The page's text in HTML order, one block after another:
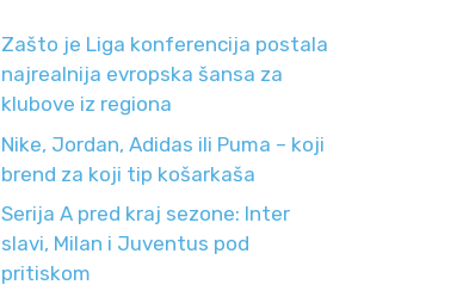
Zašto je Liga konferencija postala
najrealnija evropska šansa za
klubove iz regiona
Nike, Jordan, Adidas ili Puma – koji
brend za koji tip košarkaša
Serija A pred kraj sezone: Inter
slavi, Milan i Juventus pod
pritiskom